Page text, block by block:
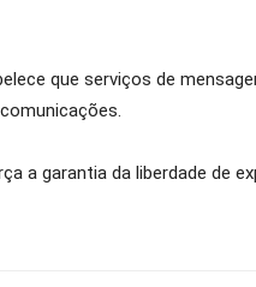
que serviços de
a garantia da liberdade de